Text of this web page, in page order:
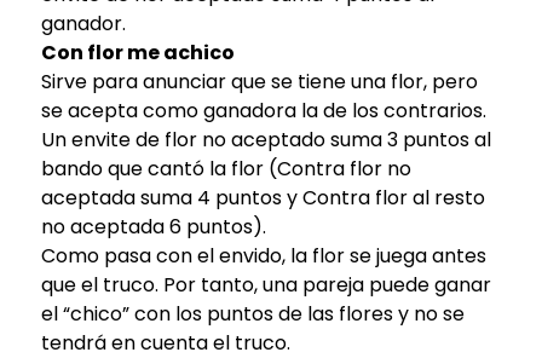
ganador.
Con flor me achico
Sirve para anunciar que se tiene una flor, pero
se acepta como ganadora la de los contrarios.
Un envite de flor no aceptado suma 3 puntos al
bando que cantó la flor (Contra flor no
aceptada suma 4 puntos y Contra flor al resto
no aceptada 6 puntos).
Como pasa con el envido, la flor se juega antes
que el truco. Por tanto, una pareja puede ganar
el “chico” con los puntos de las flores y no se
tendrá en cuenta el truco.